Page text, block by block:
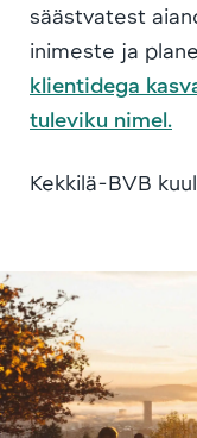
säästvatest
inimeste ja
klientidega
tuleviku nimel.
Kekkilä-BVB